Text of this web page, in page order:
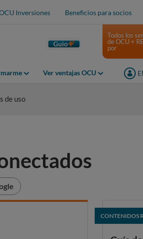
Inversiones Beneficios para socios
Guio
Ver ventajas OCU
Todos los
de OCU +
por
de uso
CONTENIDOS